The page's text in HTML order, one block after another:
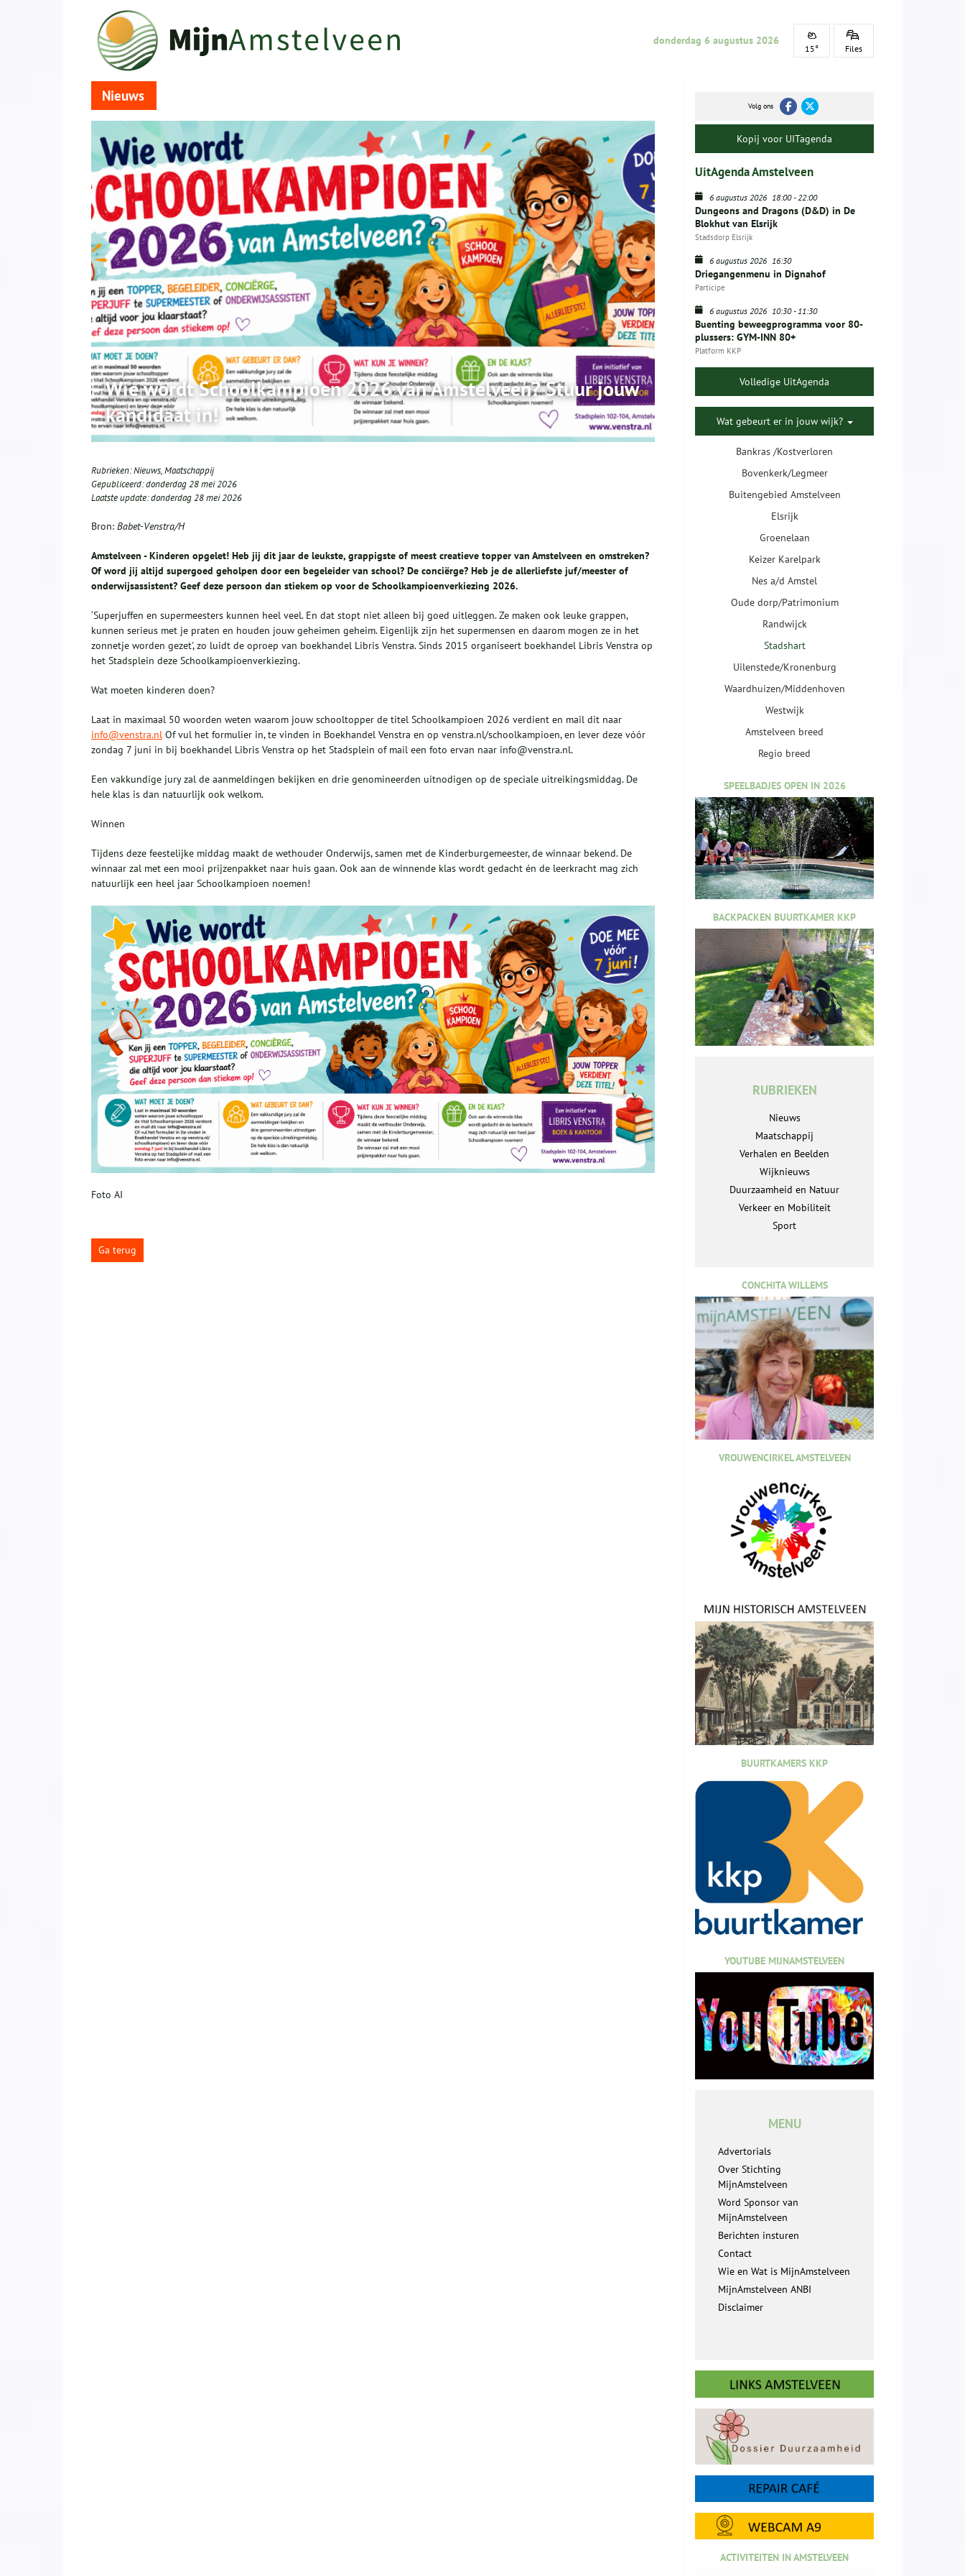
donderdag 6 augustus 2026
15° Files
Nieuws
Wie wordt Schoolkampioen 2026 van Amstelveen? Stuur jouw
kandidaat in!
Rubrieken:Nieuws,Maatschappij
Gepubliceerd:donderdag 28 mei 2026
Laatste update:donderdag 28 mei 2026
Bron: Babet-Venstra/H
Amstelveen - Kinderen opgelet! Heb jij dit jaar de leukste, grappigste of meest creatieve topper van Amstelveen en omstreken?
Of word jij altijd supergoed geholpen door een begeleider van school? De conciërge? Heb je de allerliefste juf/meester of
onderwijsassistent? Geef deze persoon dan stiekem op voor de Schoolkampioenverkiezing 2026.
‘Superjuffen en supermeesters kunnen heel veel. En dat stopt niet alleen bij goed uitleggen. Ze maken ook leuke grappen,
kunnen serieus met je praten en houden jouw geheimen geheim. Eigenlijk zijn het supermensen en daarom mogen ze in het
zonnetje worden gezet', zo luidt de oproep van boekhandel Libris Venstra. Sinds 2015 organiseert boekhandel Libris Venstra op
het Stadsplein deze Schoolkampioenverkiezing.
Wat moeten kinderen doen?
Laat in maximaal 50 woorden weten waarom jouw schooltopper de titel Schoolkampioen 2026 verdient en mail dit naar
info@venstra.nl Of vul het formulier in, te vinden in Boekhandel Venstra en op venstra.nl/schoolkampioen, en lever deze vóór
zondag 7 juni in bij boekhandel Libris Venstra op het Stadsplein of mail een foto ervan naar info@venstra.nl.
Een vakkundige jury zal de aanmeldingen bekijken en drie genomineerden uitnodigen op de speciale uitreikingsmiddag. De
hele klas is dan natuurlijk ook welkom.
Winnen
Tijdens deze feestelijke middag maakt de wethouder Onderwijs, samen met de Kinderburgemeester, de winnaar bekend. De
winnaar zal met een mooi prijzenpakket naar huis gaan. Ook aan de winnende klas wordt gedacht én de leerkracht mag zich
natuurlijk een heel jaar Schoolkampioen noemen!
Foto AI
Ga terug
Volg ons
Kopij voor UITagenda
UitAgenda Amstelveen
6 augustus 2026 18:00-22:00
Dungeons and Dragons (D&D) in De
Blokhut van Elsrijk
Stadsdorp Elsrijk
6 augustus 2026 16:30
Driegangenmenu in Dignahof
Participe
6 augustus 2026 10:30-11:30
Buenting beweegprogramma voor 80-
plussers: GYM-INN 80+
Platform KKP
Volledige UitAgenda
Wat gebeurt er in jouw wijk?
Bankras /Kostverloren
Bovenkerk/Legmeer
Buitengebied Amstelveen
Elsrijk
Groenelaan
Keizer Karelpark
Nes a/d Amstel
Oude dorp/Patrimonium
Randwijck
Stadshart
Uilenstede/Kronenburg
Waardhuizen/Middenhoven
Westwijk
Amstelveen breed
Regio breed
SPEELBADJES OPEN IN 2026
BACKPACKEN BUURTKAMER KKP
RUBRIEKEN
Nieuws
Maatschappij
Verhalen en Beelden
Wijknieuws
Duurzaamheid en Natuur
Verkeer en Mobiliteit
Sport
CONCHITA WILLEMS
VROUWENCIRKEL AMSTELVEEN
BUURTKAMERS KKP
YOUTUBE MIJNAMSTELVEEN
MENU
Advertorials
Over Stichting
MijnAmstelveen
Word Sponsor van
MijnAmstelveen
Berichten insturen
Contact
Wie en Wat is MijnAmstelveen
MijnAmstelveen ANBI
Disclaimer
ACTIVITEITEN IN AMSTELVEEN